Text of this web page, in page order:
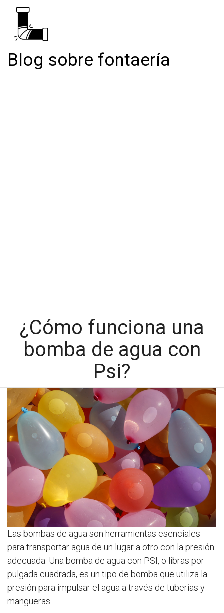
Blog sobre fontaería
¿Cómo funciona una
bomba de agua con
Psi?
Las bombas de agua son herramientas esenciales
para transportar agua de un lugar a otro con la presión
adecuada. Una bomba de agua con PSI, o libras por
pulgada cuadrada, es un tipo de bomba que utiliza la
presión para impulsar el agua a través de tuberías y
mangueras.